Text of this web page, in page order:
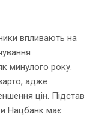
впливають на
минулого року.
адже
цін. Підстав
Нацбанк має